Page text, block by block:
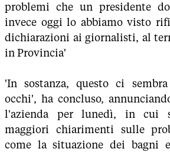
problemi che un presidente
invece oggi lo abbiamo visto
dichiarazioni ai giornalisti, al
in Provincia'
'In sostanza, questo ci
occhi', ha concluso,
l'azienda per lunedì, in cui
maggiori chiarimenti sulle
come la situazione dei bagni